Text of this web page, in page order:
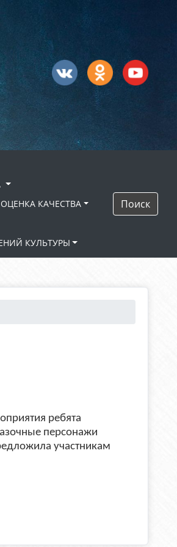
КАЧЕСТВА
КУЛЬТУРЫ
Поиск
ребята
персонажи
участникам